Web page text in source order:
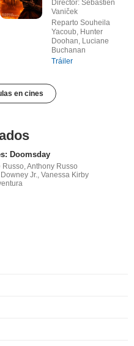
Director: Sébastien
Vaniček
Reparto Souheila
Yacoub, Hunter
Doohan, Luciane
Buchanan
Tráiler
en cines
Doomsday
Russo, Anthony Russo
Jr., Vanessa Kirby